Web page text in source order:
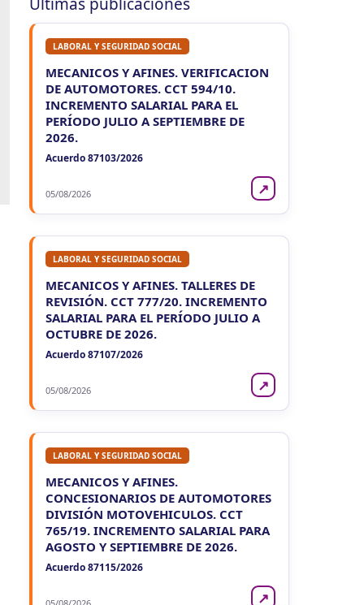
Ag. Ret. Imp. Prof. Lib. EERR
CUIT 5-6-7-8-9-…
VIE
7 ENTRE RIOS
Agentes Ret. y Perc. E. Rios
CUIT 5-6-7-8-9-…
JUJUY
VIE
7 JUJUY
Agentes Ret. Perc. Jujuy
CUIT 0-1-2-3-4-…
LA RIOJA
7 Agentes Percepcion La Rioja
VIE
7 LA RIOJA
Agentes Retencion La Rioja
CUIT 5-6-7-8-9-…
Agentes Ret. y Percep. Neuquen
CUIT 3-…
Últimas publicaciones
LABORAL Y SEGURIDAD SOCIAL
MECANICOS Y AFINES. VERIFICACION
DE AUTOMOTORES. CCT 594/10.
INCREMENTO SALARIAL PARA EL
PERÍODO JULIO A SEPTIEMBRE DE
2026.
Acuerdo 87103/2026
05/08/2026 ↗
LABORAL Y SEGURIDAD SOCIAL
MECANICOS Y AFINES. TALLERES DE
REVISIÓN. CCT 777/20. INCREMENTO
SALARIAL PARA EL PERÍODO JULIO A
OCTUBRE DE 2026.
Acuerdo 87107/2026
05/08/2026 ↗
LABORAL Y SEGURIDAD SOCIAL
MECANICOS Y AFINES.
CONCESIONARIOS DE AUTOMOTORES
DIVISIÓN MOTOVEHICULOS. CCT
765/19. INCREMENTO SALARIAL PARA
AGOSTO Y SEPTIEMBRE DE 2026.
Acuerdo 87115/2026
↗